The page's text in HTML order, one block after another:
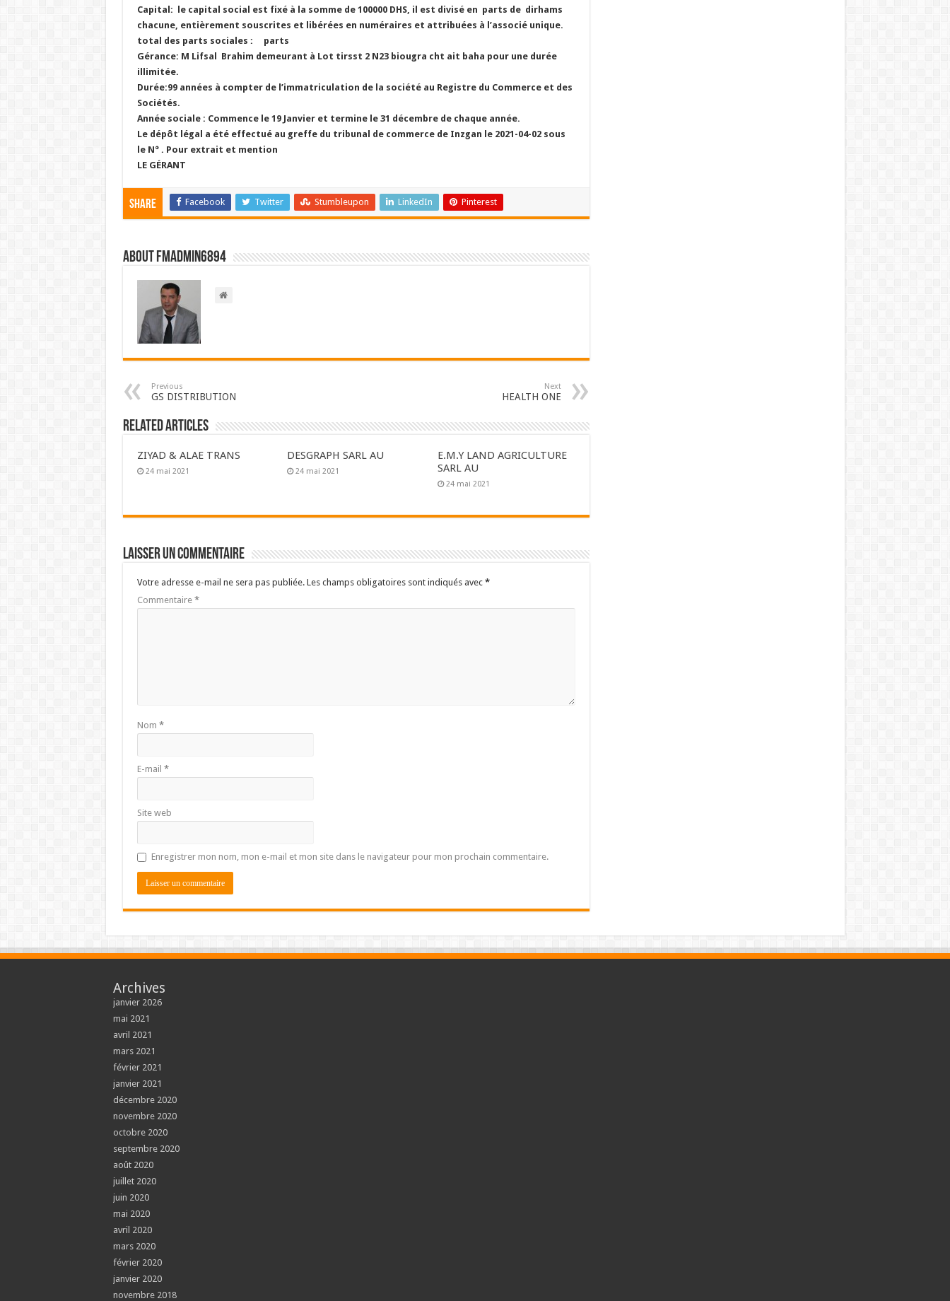
Capital: le capital social est fixé à la somme de 100000 DHS, il est divisé en parts de dirhams
chacune, entièrement souscrites et libérées en numéraires et attribuées à l’associé unique.
total des parts sociales : parts
Gérance: M Lifsal Brahim demeurant à Lot tirsst 2 N23 biougra cht ait baha pour une durée
illimitée.
Durée:99 années à compter de l’immatriculation de la société au Registre du Commerce et des
Sociétés.
Année sociale : Commence le 19 Janvier et termine le 31 décembre de chaque année.
Le dépôt légal a été effectué au greffe du tribunal de commerce de Inzgan le 2021-04-02 sous
le N° . Pour extrait et mention
LE GÉRANT
Share Facebook Twitter Stumbleupon LinkedIn Pinterest
About FMadmin6894
Previous
GS DISTRIBUTION
Next
HEALTH ONE
Related Articles
ZIYAD & ALAE TRANS
24 mai 2021
DESGRAPH SARL AU
24 mai 2021
E.M.Y LAND AGRICULTURE
SARL AU
24 mai 2021
Laisser un commentaire
Votre adresse e-mail ne sera pas publiée. Les champs obligatoires sont indiqués avec *
Commentaire *
Nom *
E-mail *
Site web
Enregistrer mon nom, mon e-mail et mon site dans le navigateur pour mon prochain commentaire.
Archives
janvier 2026
mai 2021
avril 2021
mars 2021
février 2021
janvier 2021
décembre 2020
novembre 2020
octobre 2020
septembre 2020
août 2020
juillet 2020
juin 2020
mai 2020
avril 2020
mars 2020
février 2020
janvier 2020
novembre 2018